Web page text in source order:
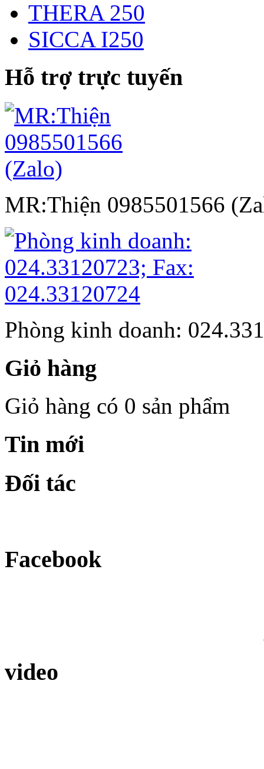
THERA 250
SICCA I250
Hỗ trợ trực tuyến
MR:Thiện 0985501566
Phòng kinh doanh:
Giỏ hàng
Giỏ hàng có 0 sản phẩm
Tin mới
Đối tác
Facebook
video